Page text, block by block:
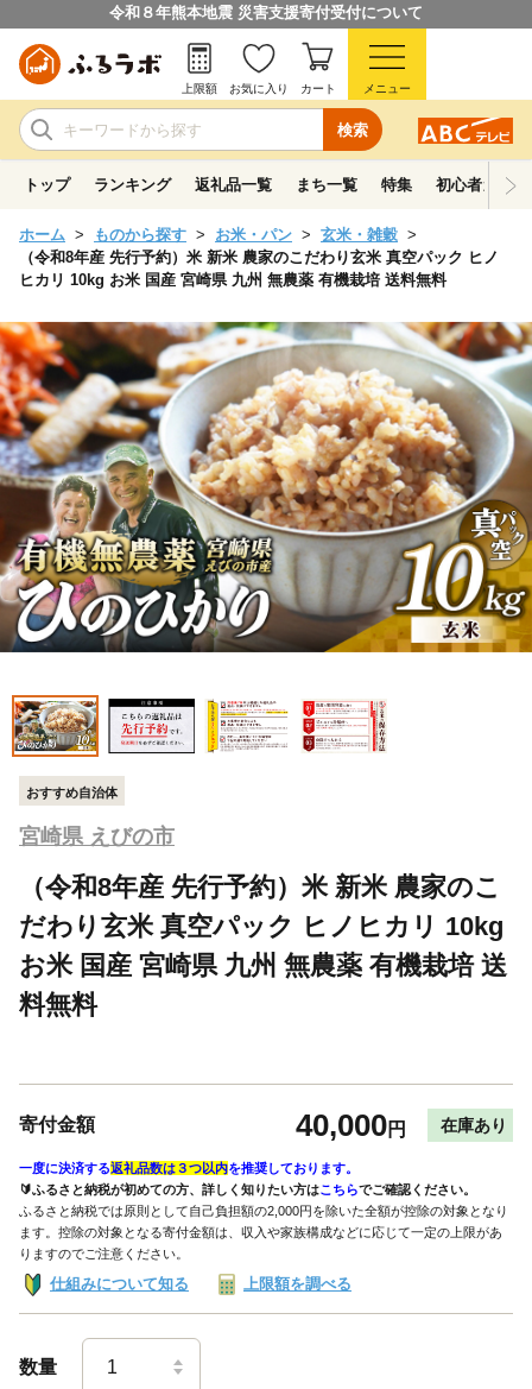
令和８年熊本地震 災害支援寄付受付について
検索
上限額 お気に入り カート メニュー
トップ ランキング 返礼品一覧 まち一覧 特集 初心者ガイド
ホーム ものから探す お米・パン
玄米・雑穀
（令和8年産 先行予約）米 新米 農家のこだわり玄米 真空パック ヒノ
ヒカリ 10kg お米 国産 宮崎県 九州 無農薬 有機栽培 送料無料
おすすめ自治体
宮崎県 えびの市
（令和8年産 先行予約）米 新米 農家のこ
だわり玄米 真空パック ヒノヒカリ 10kg
お米 国産 宮崎県 九州 無農薬 有機栽培 送
料無料
寄付金額 40,000円 在庫あり
一度に決済する返礼品数は３つ以内を推奨しております。
🔰ふるさと納税が初めての方、詳しく知りたい方はこちらでご確認ください。
ふるさと納税では原則として自己負担額の2,000円を除いた全額が控除の対象となり
ます。控除の対象となる寄付金額は、収入や家族構成などに応じて一定の上限があ
りますのでご注意ください。
仕組みについて知る 上限額を調べる
数量